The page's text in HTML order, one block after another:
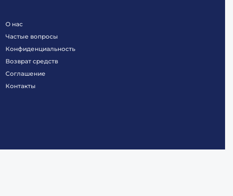
О нас
Частые вопросы
Конфиденциальность
Возврат средств
Соглашение
Контакты